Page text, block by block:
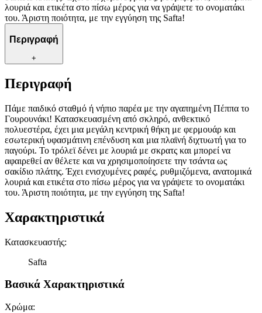
λουριά και ετικέτα στο πίσω μέρος για να γράψετε το ονοματάκι
του. Άριστη ποιότητα, με την εγγύηση της Safta!
Περιγραφή
+
Περιγραφή
Πάμε παιδικό σταθμό ή νήπιο παρέα με την αγαπημένη Πέππα το
Γουρουνάκι! Κατασκευασμένη από σκληρό, ανθεκτικό
πολυεστέρα, έχει μια μεγάλη κεντρική θήκη με φερμουάρ και
εσωτερική υφασμάτινη επένδυση και μια πλαϊνή διχτυωτή για το
παγούρι. Το τρόλεϊ δένει με λουριά με σκρατς και μπορεί να
αφαιρεθεί αν θέλετε και να χρησιμοποίησετε την τσάντα ως
σακίδιο πλάτης. Έχει ενισχυμένες ραφές, ρυθμιζόμενα, ανατομικά
λουριά και ετικέτα στο πίσω μέρος για να γράψετε το ονοματάκι
του. Άριστη ποιότητα, με την εγγύηση της Safta!
Χαρακτηριστικά
Κατασκευαστής:
Safta
Βασικά Χαρακτηριστικά
Χρώμα: